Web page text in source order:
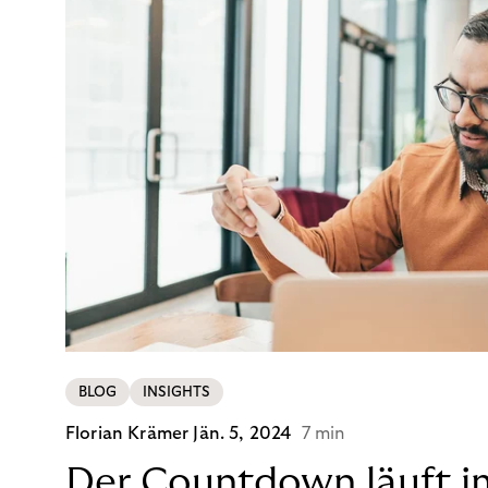
BLOG INSIGHTS
Florian Krämer Jän. 5, 2024 7 min